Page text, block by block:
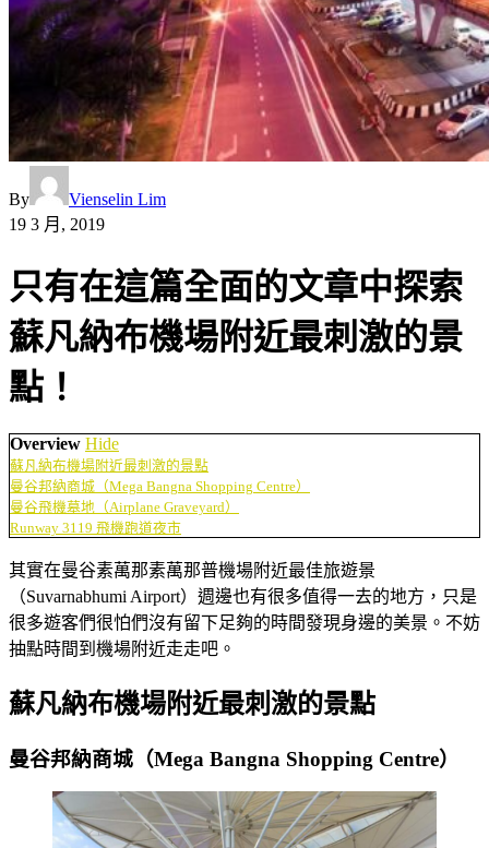
By
Vienselin Lim
19 3 月, 2019
只有在這篇全面的文章中探索
蘇凡納布機場附近最刺激的景
點！
Overview Hide
蘇凡納布機場附近最刺激的景點
曼谷邦納商城（Mega Bangna Shopping Centre）
曼谷飛機墓地（Airplane Graveyard）
Runway 3119 飛機跑道夜市
其實在曼谷素萬那素萬那普機場附近最佳旅遊景
（Suvarnabhumi Airport）週邊也有很多值得一去的地方，只是
很多遊客們很怕們沒有留下足夠的時間發現身邊的美景。不妨
抽點時間到機場附近走走吧。
蘇凡納布機場附近最刺激的景點
曼谷邦納商城（Mega Bangna Shopping Centre）